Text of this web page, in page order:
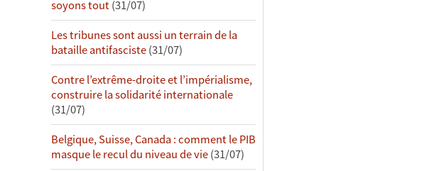
soyons tout(31/07)
Les tribunes sont aussi un terrain de la
bataille antifasciste(31/07)
Contre l’extrême-droite et l’impérialisme,
construire la solidarité internationale
(31/07)
Belgique, Suisse, Canada : comment le PIB
masque le recul du niveau de vie(31/07)